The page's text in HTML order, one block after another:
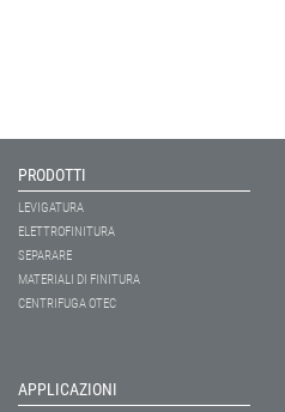
PRODOTTI
LEVIGATURA
ELETTROFINITURA
SEPARARE
MATERIALI DI FINITURA
CENTRIFUGA OTEC
APPLICAZIONI